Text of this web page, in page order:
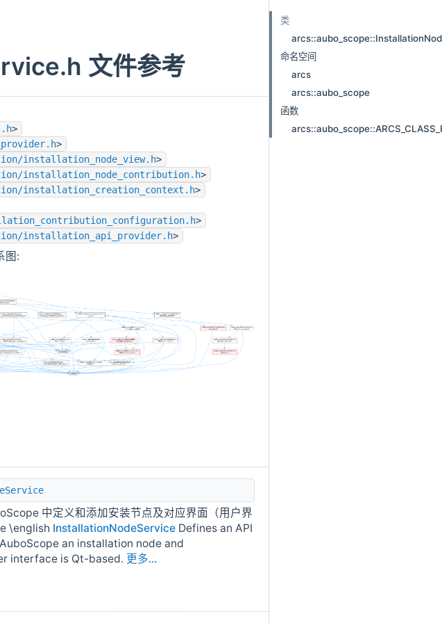
文件参考
>
>
installation_node_view.h>
installation_node_contribution.h>
installation_creation_context.h>
>
installation_api_provider.h>
图:
中定义和添加安装节点及对应界面（用户界
\english InstallationNodeService Defines an API
an installation node and
interface is Qt-based. 更多...
类
命名空间
arcs
arcs::aubo_scope
函数